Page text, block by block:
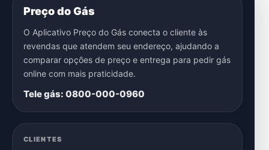
Preço do Gás
O Aplicativo Preço do Gás conecta o cliente às
revendas que atendem seu endereço, ajudando a
comparar opções de preço e entrega para pedir gás
online com mais praticidade.
Tele gás: 0800-000-0960
CLIENTES